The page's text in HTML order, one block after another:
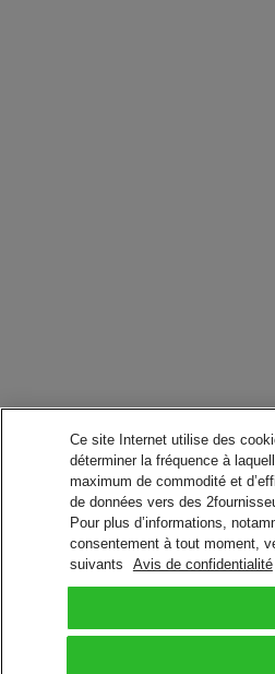
Ce site Internet utilise des
déterminer la fréquence à
maximum de commodité et
de données vers des
Pour plus d’informations,
consentement à tout moment,
suivants
Avis de confidentialité